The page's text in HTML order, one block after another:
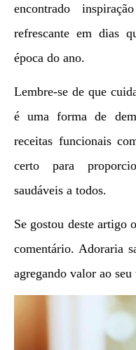
encontrado
refrescante em dias
época do ano.
Lembre-se de que
é uma forma de
receitas funcionais
certo para
saudáveis a todos.
Se gostou deste artigo
comentário. Adoraria
agregando valor ao